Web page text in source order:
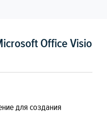
Office Visio
для создания